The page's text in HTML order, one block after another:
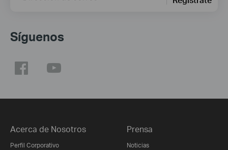
Síguenos
Acerca de Nosotros
Perfil Corporativo
Prensa
Noticias